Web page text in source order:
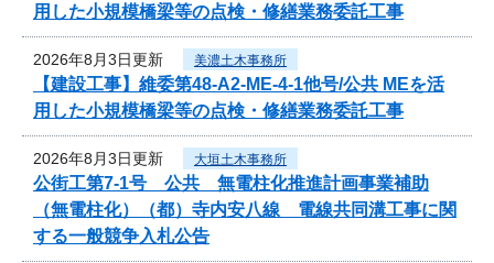
用した小規模橋梁等の点検・修繕業務委託工事
2026年8月3日更新 美濃土木事務所
【建設工事】維委第48-A2-ME-4-1他号/公共 MEを活
用した小規模橋梁等の点検・修繕業務委託工事
2026年8月3日更新 大垣土木事務所
公街工第7-1号 公共 無電柱化推進計画事業補助
（無電柱化）（都）寺内安八線 電線共同溝工事に関
する一般競争入札公告